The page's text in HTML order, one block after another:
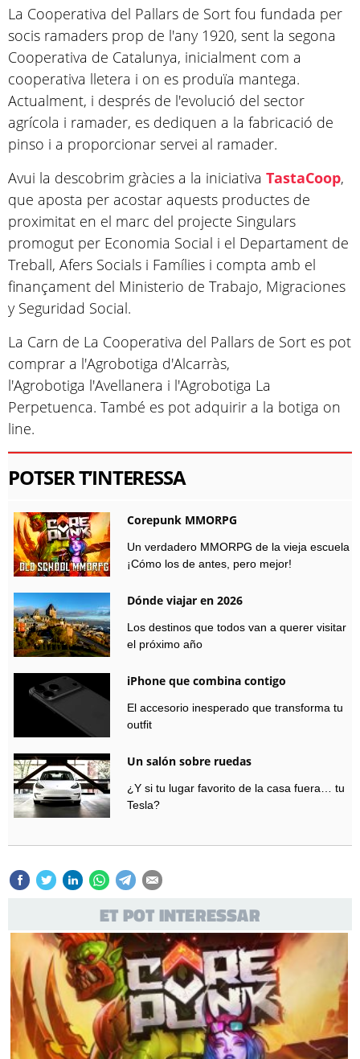
La Cooperativa del Pallars de Sort fou fundada per
socis ramaders prop de l'any 1920, sent la segona
Cooperativa de Catalunya, inicialment com a
cooperativa lletera i on es produïa mantega.
Actualment, i després de l'evolució del sector
agrícola i ramader, es dediquen a la fabricació de
pinso i a proporcionar servei al ramader.
Avui la descobrim gràcies a la iniciativa TastaCoop,
que aposta per acostar aquests productes de
proximitat en el marc del projecte Singulars
promogut per Economia Social i el Departament de
Treball, Afers Socials i Famílies i compta amb el
finançament del Ministerio de Trabajo, Migraciones
y Seguridad Social.
La Carn de La Cooperativa del Pallars de Sort es pot
comprar a l'Agrobotiga d'Alcarràs,
l'Agrobotiga l'Avellanera i l'Agrobotiga La
Perpetuenca. També es pot adquirir a la botiga on
line.
POTSER T’INTERESSA
Corepunk MMORPG
Un verdadero MMORPG de la vieja escuela
¡Cómo los de antes, pero mejor!
Dónde viajar en 2026
Los destinos que todos van a querer visitar
el próximo año
iPhone que combina contigo
El accesorio inesperado que transforma tu
outfit
Un salón sobre ruedas
¿Y si tu lugar favorito de la casa fuera… tu
Tesla?
ET POT INTERESSAR